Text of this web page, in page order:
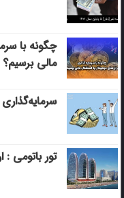
چگونه با
مالی برسیم؟
تور باتومی :